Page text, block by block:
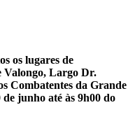
os lugares de
Valongo, Largo Dr.
Combatentes da Grande
junho até às 9h00 do